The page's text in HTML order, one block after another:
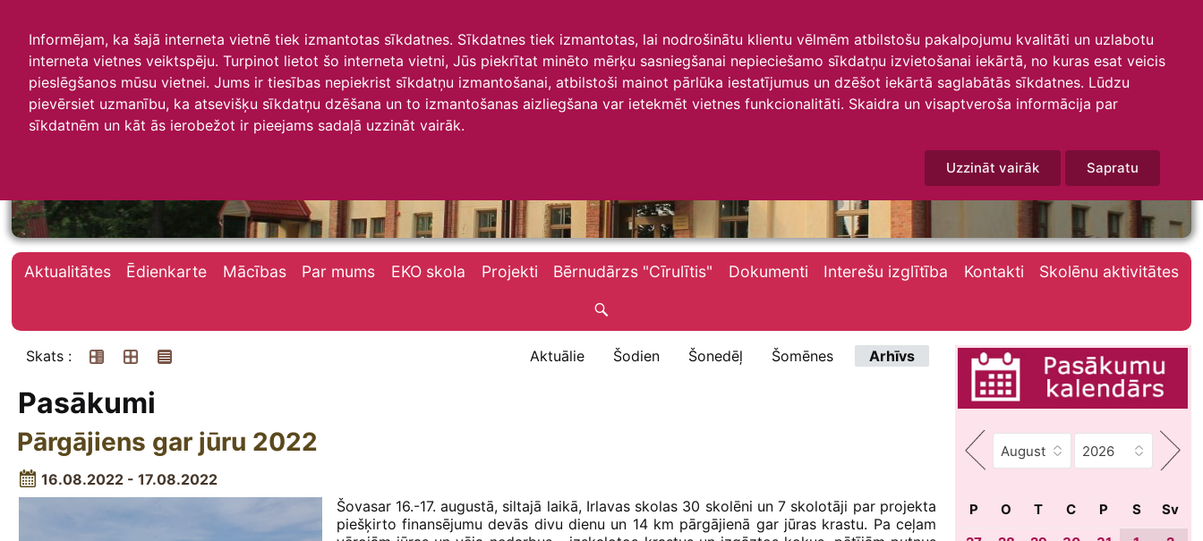
Informējam, ka šajā interneta vietnē tiek izmantotas sīkdatnes. Sīkdatnes tiek izmantotas, lai nodrošinātu klientu vēlmēm atbilstošu pakalpojumu kvalitāti un uzlabotu
interneta vietnes veiktspēju. Turpinot lietot šo interneta vietni, Jūs piekrītat minēto mērķu sasniegšanai nepieciešamo sīkdatņu izvietošanai iekārtā, no kuras esat veicis
pieslēgšanos mūsu vietnei. Jums ir tiesības nepiekrist sīkdatņu izmantošanai, atbilstoši mainot pārlūka iestatījumus un dzēšot iekārtā saglabātās sīkdatnes. Lūdzu
pievērsiet uzmanību, ka atsevišķu sīkdatņu dzēšana un to izmantošanas aizliegšana var ietekmēt vietnes funkcionalitāti. Skaidra un visaptveroša informācija par
sīkdatnēm un kāt ās ierobežot ir pieejams sadaļā uzzināt vairāk.
Uzzināt vairāk Sapratu
Irlavas skola
Aktualitātes Ēdienkarte Mācības Par mums EKO skola Projekti Bērnudārzs "Cīrulītis" Dokumenti Interešu izglītība Kontakti Skolēnu aktivitātes
Skats : Aktuālie Šodien Šonedēļ Šomēnes Arhīvs
Pasākumi
Pārgājiens gar jūru 2022
16.08.2022 - 17.08.2022
Šovasar 16.-17. augustā, siltajā laikā, Irlavas skolas 30 skolēni un 7 skolotāji par projekta
piešķirto finansējumu devās divu dienu un 14 km pārgājienā gar jūras krastu. Pa ceļam
P O T C P S
Sv